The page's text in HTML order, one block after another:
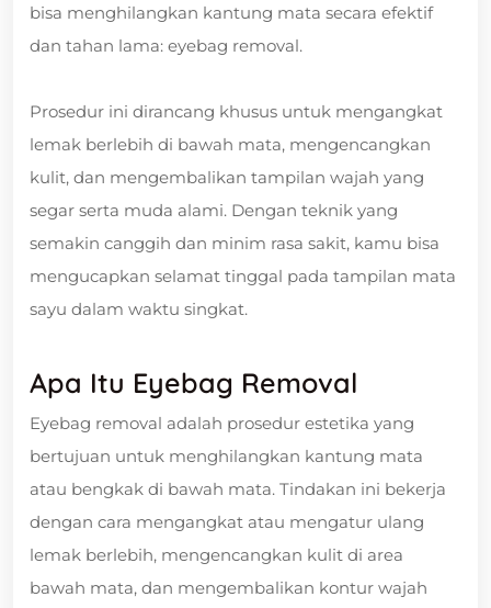
bisa menghilangkan kantung mata secara efektif
dan tahan lama: eyebag removal.
Prosedur ini dirancang khusus untuk mengangkat
lemak berlebih di bawah mata, mengencangkan
kulit, dan mengembalikan tampilan wajah yang
segar serta muda alami. Dengan teknik yang
semakin canggih dan minim rasa sakit, kamu bisa
mengucapkan selamat tinggal pada tampilan mata
sayu dalam waktu singkat.
Apa Itu Eyebag Removal
Eyebag removal adalah prosedur estetika yang
bertujuan untuk menghilangkan kantung mata
atau bengkak di bawah mata. Tindakan ini bekerja
dengan cara mengangkat atau mengatur ulang
lemak berlebih, mengencangkan kulit di area
bawah mata, dan mengembalikan kontur wajah